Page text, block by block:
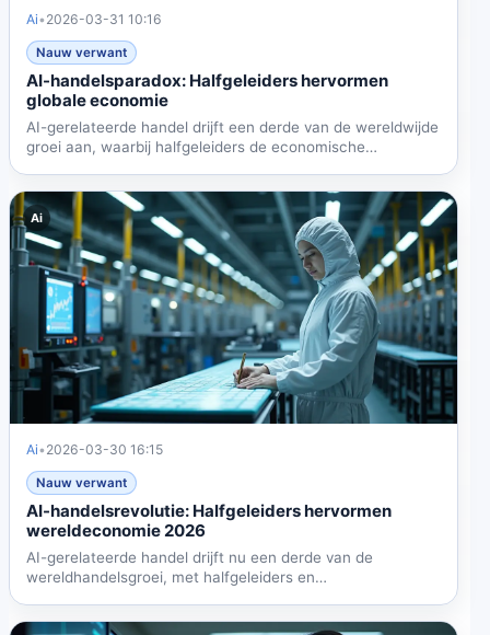
Ai• 2026-03-31 10:16
Nauw verwant
AI-handelsparadox: Halfgeleiders hervormen
globale economie
AI-gerelateerde handel drijft een derde van de wereldwijde
groei aan, waarbij halfgeleiders de economische
Ai
Ai• 2026-03-30 16:15
Nauw verwant
AI-handelsrevolutie: Halfgeleiders hervormen
wereldeconomie 2026
AI-gerelateerde handel drijft nu een derde van de
wereldhandelsgroei, met halfgeleiders en